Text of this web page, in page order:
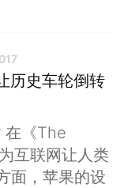
历史车轮倒转
在《The
互联网让人类
面，苹果的设